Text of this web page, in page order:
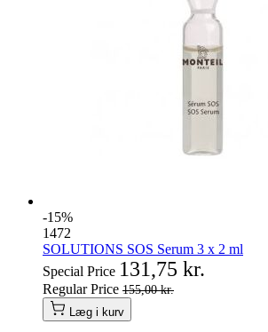
-15%
1472
SOLUTIONS SOS Serum 3 x 2 ml
Special Price 131,75 kr.
Regular Price 155,00 kr.
Læg i kurv